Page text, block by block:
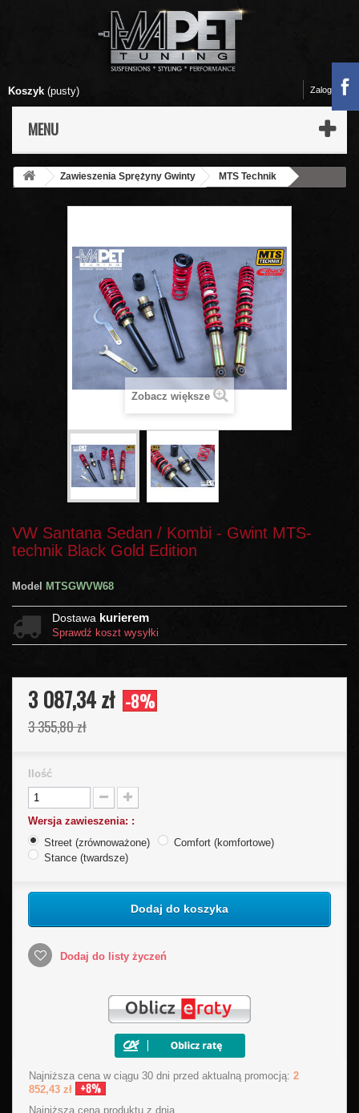
Koszyk (pusty)
MENU
Zaloguj się
Zawieszenia Sprężyny Gwinty
MTS Technik
Zobacz większe
VW Santana Sedan / Kombi - Gwint MTS-
technik Black Gold Edition
Model MTSGWVW68
Dostawa kurierem
Sprawdź koszt wysyłki
3 087,34 zł -8%
3 355,80 zł
Ilość
Wersja zawieszenia: :
Street (zrównoważone)
Comfort (komfortowe)
Stance (twardsze)
Dodaj do koszyka
Dodaj do listy życzeń
Najniższa cena w ciągu 30 dni przed aktualną promocją: 2
852,43 zł
+8%
Najniższa cena produktu z dnia